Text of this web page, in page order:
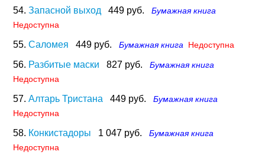
54. Запасной выход 449 руб.
Бумажная книга
Недоступна
55. Саломея 449 руб. Бумажная книга Недоступна
56. Разбитые маски 827 руб.
Бумажная книга
Недоступна
57. Алтарь Тристана 449 руб.
Бумажная книга
Недоступна
58. Конкистадоры 1 047 руб.
Бумажная книга
Недоступна